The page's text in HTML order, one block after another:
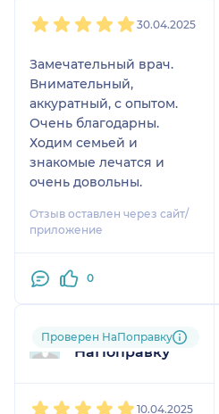
30.04.2025
Замечательный врач.
Внимательный,
аккуратный, с опытом.
Очень благодарны.
Ходим семьей и
знакомые лечатся и
очень довольны.
Отзыв оставлен через сайт/
приложение
0
Пользователь
НаПоправку
Проверен НаПоправку
10.04.2025